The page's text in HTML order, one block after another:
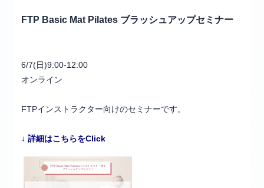
FTP Basic Mat Pilates ブラッシュアップセミナー
6/7(日)9:00-12:00
オンライン
FTPインストラクター向けのセミナーです。
↓ 詳細はこちらをClick